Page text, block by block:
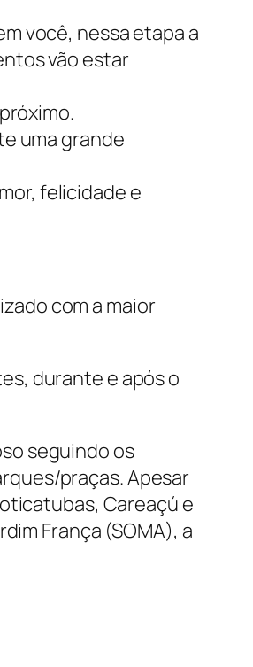
você, nessa etapa a
vão estar
uma grande
felicidade e
com a maior
durante e após o
seguindo os
praças. Apesar
Careaçú e
França (SOMA), a